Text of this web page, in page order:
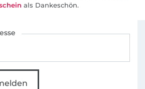
als Dankeschön.